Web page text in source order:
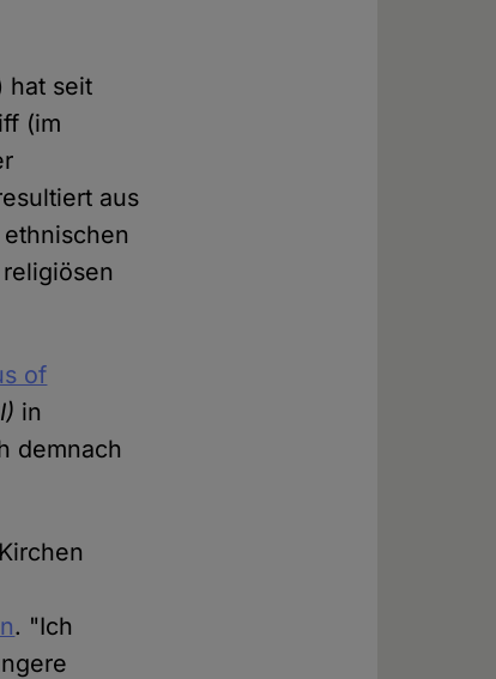
hat seit
(im
aus
of
in
demnach
. "Ich